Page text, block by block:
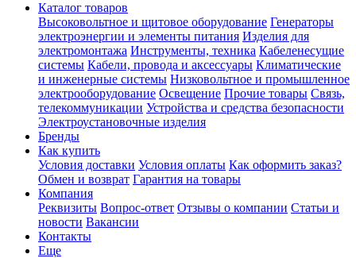
Каталог товаров
Высоковольтное и щитовое оборудование Генераторы
электроэнергии и элементы питания Изделия для
электромонтажа Инструменты, техника Кабеленесущие
системы Кабели, провода и аксессуары Климатические
и инженерные системы Низковольтное и промышленное
электрооборудование Освещение Прочие товары Связь,
телекоммуникации Устройства и средства безопасности
Электроустановочные изделия
Бренды
Как купить
Условия доставки Условия оплаты Как оформить заказ?
Обмен и возврат Гарантия на товары
Компания
Реквизиты Вопрос-ответ Отзывы о компании Статьи и
новости Вакансии
Контакты
Еще